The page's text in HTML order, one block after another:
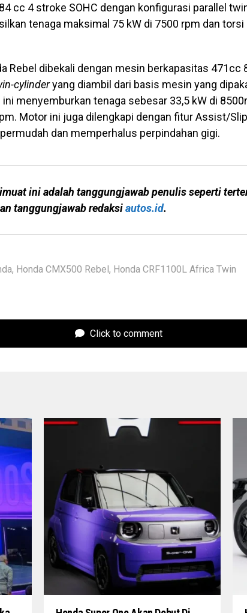
cc 4 stroke SOHC dengan konfigurasi parallel
tenaga maksimal 75 kW di 7500 rpm dan torsi
Rebel dibekali dengan mesin berkapasitas 471cc
cylinderyang diambil dari basis mesin yang
ini menyemburkan tenaga sebesar 33,5 kW di
Motor ini juga dilengkapi dengan fitur Assist/
dan memperhalus perpindahan gigi.
ini adalah tanggungjawab penulis seperti
tanggungjawab redaksi autos.id.
, Honda CMX500 Rebel, Honda CRF1100L Africa Twin
Click to comment